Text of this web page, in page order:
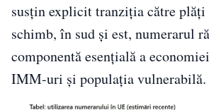
susțin explicit tranziția către
schimb, în sud și est, numerarul
componentă esențială a
IMM-uri și populația vulnerabilă.